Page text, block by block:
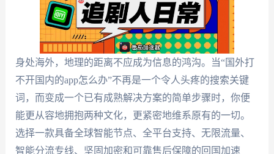
身处海外，地理的距离不应成为信息的鸿沟。当“国外打
不开国内的app怎么办”不再是一个令人头疼的搜索关键
词，而变成一个已有成熟解决方案的简单步骤时，你便
能更从容地拥抱两种文化，更紧密地维系原有的一切。
选择一款具备全球智能节点、全平台支持、无限流量、
智能分流专线、坚固加密和可靠售后保障的回国加速